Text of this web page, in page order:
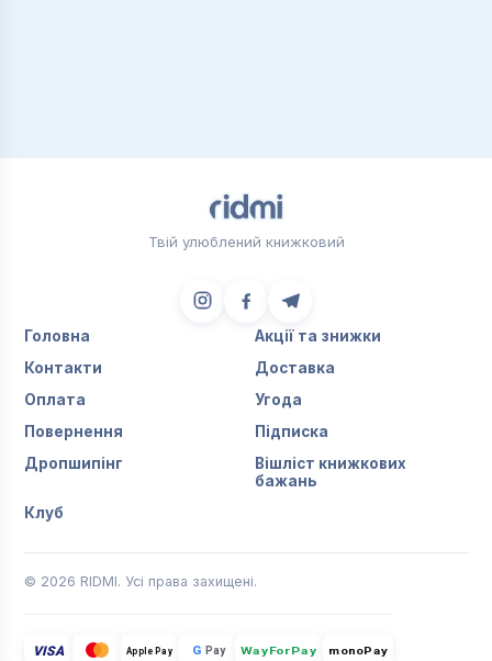
Твій улюблений книжковий
Головна
Акції та знижки
Контакти
Доставка
Оплата
Угода
Повернення
Підписка
Дропшипінг
Вішліст книжкових
бажань
Клуб
© 2026 RIDMI. Усі права захищені.
VISA Apple Pay G Pay WayForPay monoPay